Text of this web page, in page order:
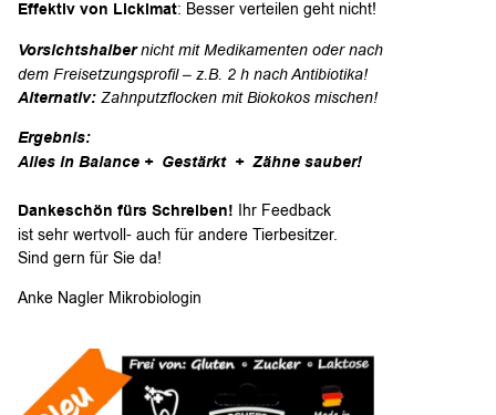
Effektiv von Lickimat: Besser verteilen geht nicht!
Vorsichtshalbernicht mit Medikamenten oder nach
dem Freisetzungsprofil – z.B. 2 h nach Antibiotika!
Alternativ: Zahnputzflocken mit Biokokos mischen!
Ergebnis:
Alles in Balance + Gestärkt + Zähne sauber!
Dankeschön fürs Schreiben! Ihr Feedback
ist sehr wertvoll- auch für andere Tierbesitzer.
Sind gern für Sie da!
Anke Nagler Mikrobiologin